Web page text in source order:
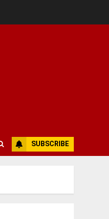
SUBSCRIBE